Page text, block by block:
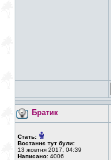
Братик
Стать:
Востаннє тут були:
13 жовтня 2017, 04:39
Написано: 4006